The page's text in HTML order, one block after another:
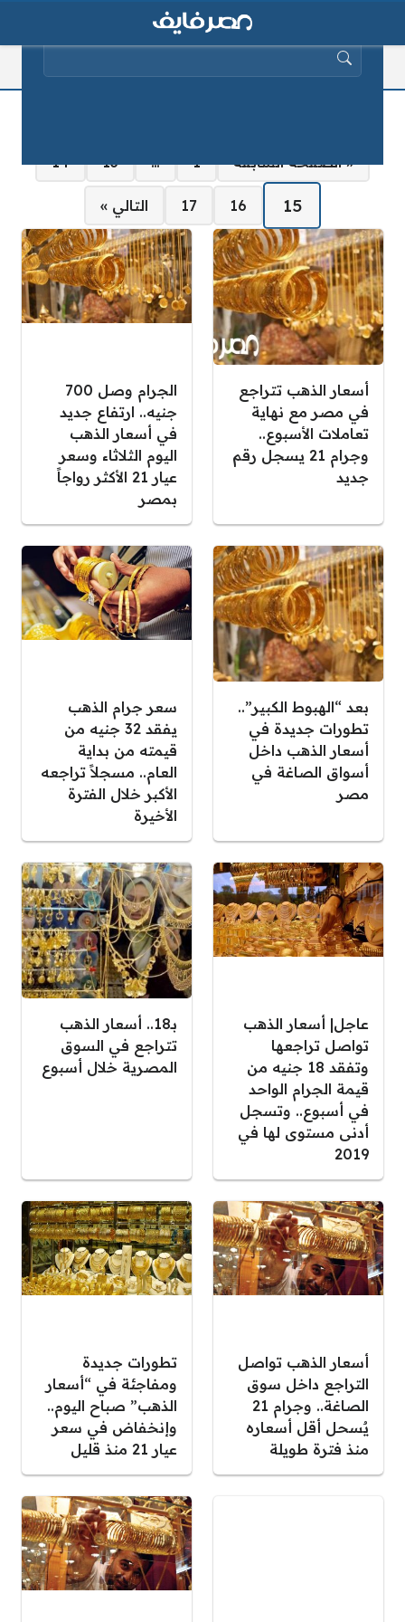
« الصفحة السابقة 1
…
13
14
15
16
17 التالي »
أسعار الذهب تتراجع
في مصر مع نهاية
تعاملات الأسبوع..
وجرام 21 يسجل رقم
جديد
الجرام وصل 700
جنيه.. ارتفاع جديد
في أسعار الذهب
اليوم الثلاثاء وسعر
عيار 21 الأكثر رواجاً
بمصر
بعد “الهبوط الكبير”..
تطورات جديدة في
أسعار الذهب داخل
أسواق الصاغة في
مصر
سعر جرام الذهب
يفقد 32 جنيه من
قيمته من بداية
العام.. مسجلاً تراجعه
الأكبر خلال الفترة
الأخيرة
عاجل| أسعار الذهب
تواصل تراجعها
وتفقد 18 جنيه من
قيمة الجرام الواحد
في أسبوع.. وتسجل
أدنى مستوى لها في
2019
بـ18.. أسعار الذهب
تتراجع في السوق
المصرية خلال أسبوع
أسعار الذهب تواصل
التراجع داخل سوق
الصاغة.. وجرام 21
يٌسحل أقل أسعاره
منذ فترة طويلة
تطورات جديدة
ومفاجئة في “أسعار
الذهب” صباح اليوم..
وإنخفاض في سعر
عيار 21 منذ قليل
البحث عن: